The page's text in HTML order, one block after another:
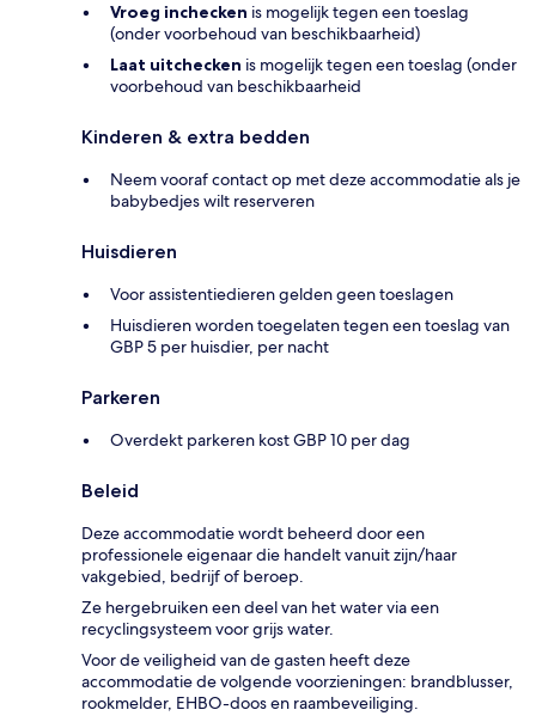
Vroeg inchecken is mogelijk tegen een toeslag
(onder voorbehoud van beschikbaarheid)
Laat uitchecken is mogelijk tegen een toeslag (onder
voorbehoud van beschikbaarheid
Kinderen & extra bedden
Neem vooraf contact op met deze accommodatie als je
babybedjes wilt reserveren
Huisdieren
Voor assistentiedieren gelden geen toeslagen
Huisdieren worden toegelaten tegen een toeslag van
GBP 5 per huisdier, per nacht
Parkeren
Overdekt parkeren kost GBP 10 per dag
Beleid
Deze accommodatie wordt beheerd door een
professionele eigenaar die handelt vanuit zijn/haar
vakgebied, bedrijf of beroep.
Ze hergebruiken een deel van het water via een
recyclingsysteem voor grijs water.
Voor de veiligheid van de gasten heeft deze
accommodatie de volgende voorzieningen: brandblusser,
rookmelder, EHBO-doos en raambeveiliging.